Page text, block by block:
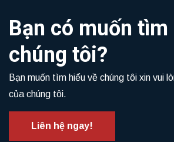
Bạn có muốn tìm
chúng tôi?
Bạn muốn tìm hiểu về chúng tôi xin vui
của chúng tôi.
Liên hệ ngay!